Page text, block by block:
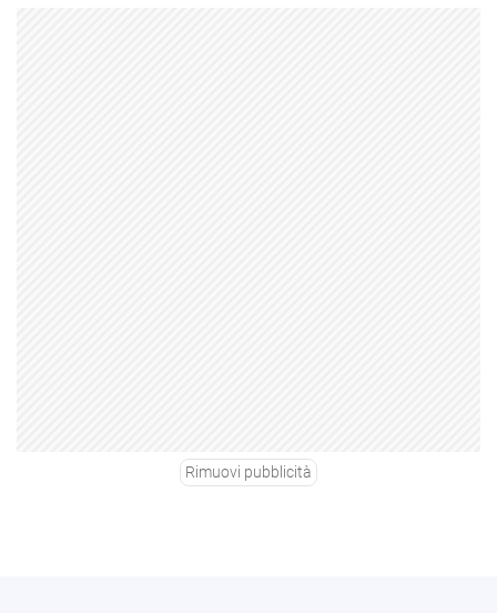
Rimuovi pubblicità